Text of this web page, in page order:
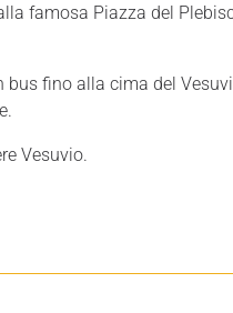
famosa Piazza del
fino alla cima del
Vesuvio.